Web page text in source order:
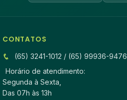
CONTATOS
(65) 3241-1012 / (65) 99936-9476
Horário de atendimento:
Segunda à Sexta,
Das 07h às 13h